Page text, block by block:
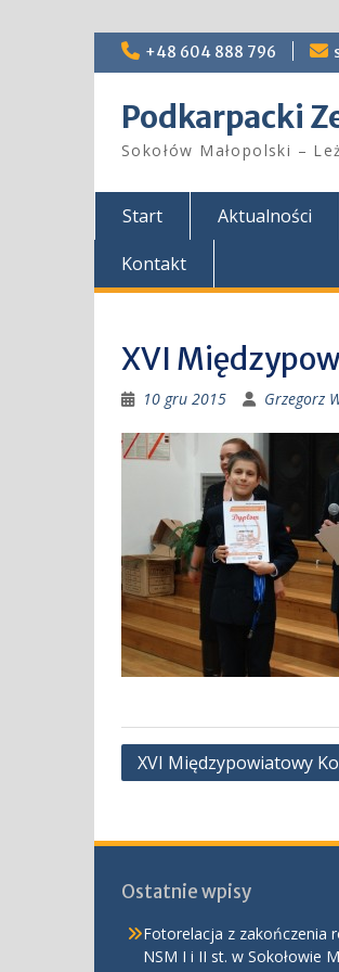
Skip
+48 604 888 796
Podkarpacki
Sokołów Małopolski –
Start Aktualności
Kontakt
XVI
10 gru 2015 Grzegorz
Nawigacja
XVI Międzypowiatowy
Ostatnie wpisy
Fotorelacja z zakończenia
NSM I i II st. w Sokołowie